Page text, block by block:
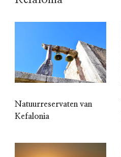
Natuurreservaten van
Kefalonia